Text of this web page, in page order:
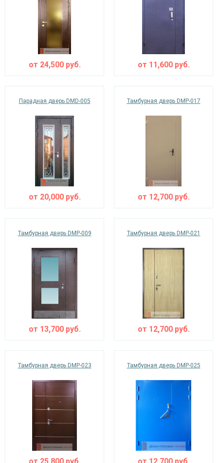
от 24,500руб. от 11,600руб.
Парадная дверь DMD-005
от 20,000руб.
Тамбурная дверь DMP-017
от 12,700руб.
Тамбурная дверь DMP-009
от 13,700руб.
Тамбурная дверь DMP-021
от 12,700руб.
Тамбурная дверь DMP-023 Тамбурная дверь DMP-025